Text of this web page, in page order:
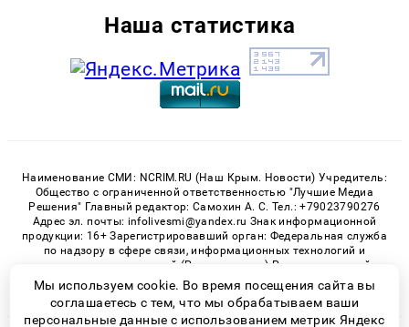
Наша статистика
Наименование СМИ: NCRIM.RU (Наш Крым. Новости) Учредитель:
Общество с ограниченной ответственностью "Лучшие Медиа
Решения" Главный редактор: Самохин А. С. Тел.: +79023790276
Адрес эл. почты: infolivesmi@yandex.ru Знак информационной
продукции: 16+ Зарегистрировавший орган: Федеральная служба
по надзору в сфере связи, информационных технологий и
массовых коммуникаций (Роскомнадзор) Регистрационный
номер СМИ ЭЛ № ФС 77 - 81150 от 02.06.2021
Мы используем cookie. Во время посещения сайта вы
соглашаетесь с тем, что мы обрабатываем ваши
персональные данные с использованием метрик Яндекс